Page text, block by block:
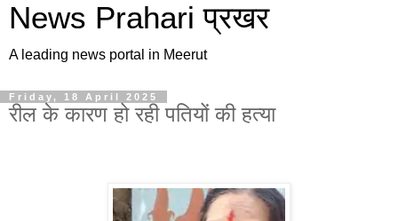
News Prahari प्रखर
A leading news portal in Meerut
Friday, 18 April 2025
रील के कारण हो रही पतियों की हत्या